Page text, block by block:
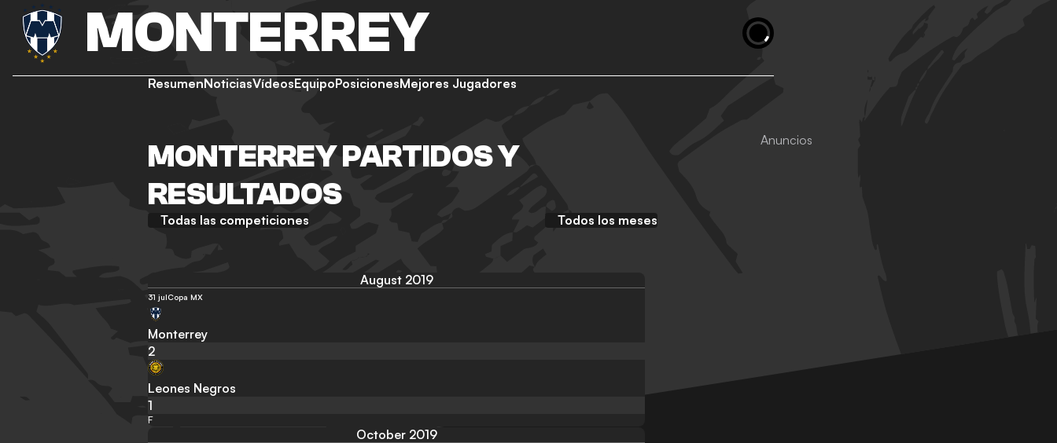
MONTERREY
ResumenNoticiasVídeosEquipoPosicionesMejores Jugadores
MONTERREY PARTIDOS Y
RESULTADOS
Todas las competiciones Todos los meses
August 2019
31 julCopa MX
Monterrey
2
Leones Negros
1
F
October 2019